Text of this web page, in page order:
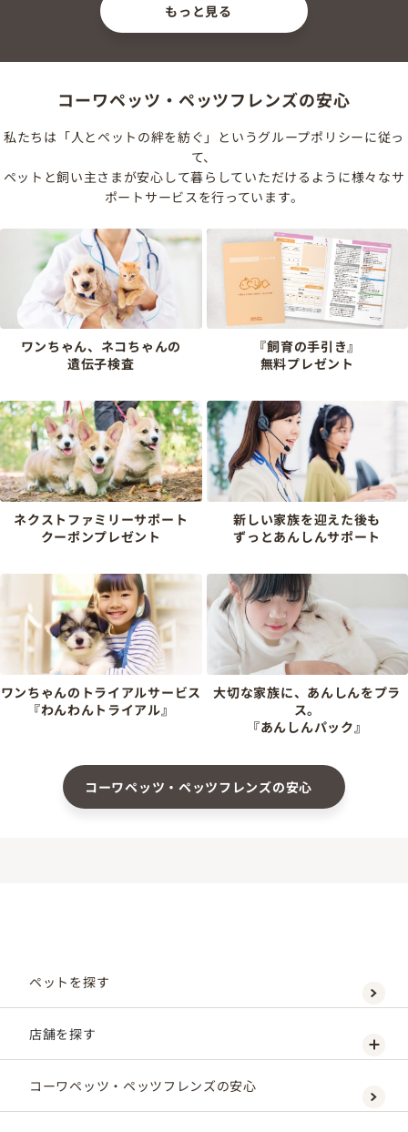
もっと見る
コーワペッツ・ペッツフレンズの安心
私たちは「人とペットの絆を紡ぐ」というグループポリシーに従っ
て、
ペットと飼い主さまが安心して暮らしていただけるように様々なサ
ポートサービスを行っています。
ワンちゃん、ネコちゃんの
遺伝子検査
『飼育の手引き』
無料プレゼント
ネクストファミリーサポート
クーポンプレゼント
新しい家族を迎えた後も
ずっとあんしんサポート
ワンちゃんのトライアルサービス
『わんわんトライアル』
大切な家族に、あんしんをプラ
ス。
『あんしんパック』
コーワペッツ・ペッツフレンズの安心
ペットを探す
店舗を探す
コーワペッツ・ペッツフレンズの安心